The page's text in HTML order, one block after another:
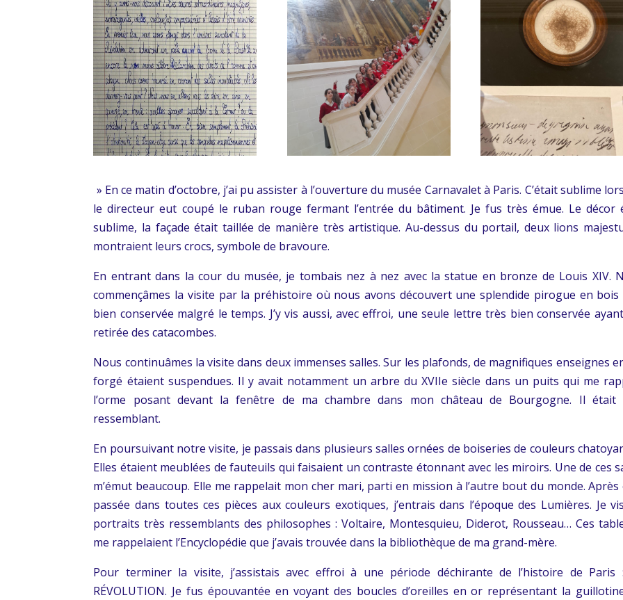
» En ce matin d’octobre, j’ai pu assister à l’ouverture du musée Carnavalet à Paris. C’était sublime
le directeur eut coupé le ruban rouge fermant l’entrée du bâtiment. Je fus très émue. Le décor
sublime, la façade était taillée de manière très artistique. Au-dessus du portail, deux lions
montraient leurs crocs, symbole de bravoure.
En entrant dans la cour du musée, je tombais nez à nez avec la statue en bronze de Louis XIV.
commençâmes la visite par la préhistoire où nous avons découvert une splendide pirogue en
bien conservée malgré le temps. J’y vis aussi, avec effroi, une seule lettre très bien conservée
retirée des catacombes.
Nous continuâmes la visite dans deux immenses salles. Sur les plafonds, de magnifiques enseignes
forgé étaient suspendues. Il y avait notamment un arbre du XVIIe siècle dans un puits qui me
l’orme posant devant la fenêtre de ma chambre dans mon château de Bourgogne. Il était
ressemblant.
En poursuivant notre visite, je passais dans plusieurs salles ornées de boiseries de couleurs
Elles étaient meublées de fauteuils qui faisaient un contraste étonnant avec les miroirs. Une de ces
m’émut beaucoup. Elle me rappelait mon cher mari, parti en mission à l’autre bout du monde.
passée dans toutes ces pièces aux couleurs exotiques, j’entrais dans l’époque des Lumières. Je
portraits très ressemblants des philosophes : Voltaire, Montesquieu, Diderot, Rousseau… Ces
me rappelaient l’Encyclopédie que j’avais trouvée dans la bibliothèque de ma grand-mère.
Pour terminer la visite, j’assistais avec effroi à une période déchirante de l’histoire de Paris
RÉVOLUTION. Je fus épouvantée en voyant des boucles d’oreilles en or représentant la